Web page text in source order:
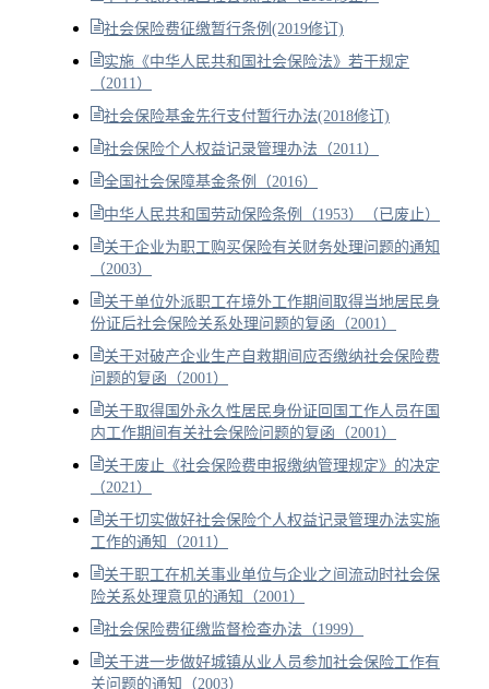
社会保险费征缴暂行条例(2019修订)
实施《中华人民共和国社会保险法》若干规定
（2011）
社会保险基金先行支付暂行办法(2018修订)
社会保险个人权益记录管理办法（2011）
全国社会保障基金条例（2016）
中华人民共和国劳动保险条例（1953）（已废止）
关于企业为职工购买保险有关财务处理问题的通知
（2003）
关于单位外派职工在境外工作期间取得当地居民身
份证后社会保险关系处理问题的复函（2001）
关于对破产企业生产自救期间应否缴纳社会保险费
问题的复函（2001）
关于取得国外永久性居民身份证回国工作人员在国
内工作期间有关社会保险问题的复函（2001）
关于废止《社会保险费申报缴纳管理规定》的决定
（2021）
关于切实做好社会保险个人权益记录管理办法实施
工作的通知（2011）
关于职工在机关事业单位与企业之间流动时社会保
险关系处理意见的通知（2001）
社会保险费征缴监督检查办法（1999）
关于进一步做好城镇从业人员参加社会保险工作有
关问题的通知（2003）